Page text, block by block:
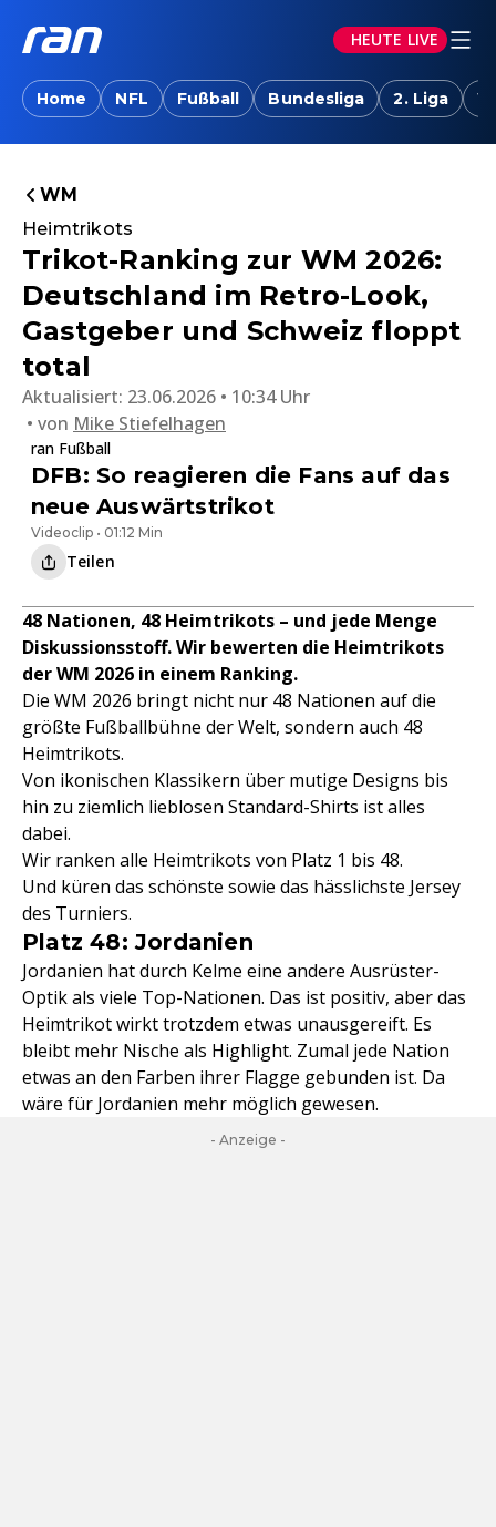
HEUTE LIVE
Home NFL Fußball Bundesliga 2. Liga
WM
Heimtrikots
Trikot-Ranking zur WM 2026:
Deutschland im Retro-Look,
Gastgeber und Schweiz floppt
total
Aktualisiert: 23.06.2026 • 10:34 Uhr
von Mike Stiefelhagen
ran Fußball
DFB: So reagieren die Fans auf das
neue Auswärtstrikot
Videoclip • 01:12 Min
Teilen
48 Nationen, 48 Heimtrikots – und jede Menge
Diskussionsstoff. Wir bewerten die Heimtrikots
der WM 2026 in einem Ranking.
Die WM 2026 bringt nicht nur 48 Nationen auf die
größte Fußballbühne der Welt, sondern auch 48
Heimtrikots.
Von ikonischen Klassikern über mutige Designs bis
hin zu ziemlich lieblosen Standard-Shirts ist alles
dabei.
Wir ranken alle Heimtrikots von Platz 1 bis 48.
Und küren das schönste sowie das hässlichste Jersey
des Turniers.
Platz 48: Jordanien
Jordanien hat durch Kelme eine andere Ausrüster-
Optik als viele Top-Nationen. Das ist positiv, aber das
Heimtrikot wirkt trotzdem etwas unausgereift. Es
bleibt mehr Nische als Highlight. Zumal jede Nation
etwas an den Farben ihrer Flagge gebunden ist. Da
wäre für Jordanien mehr möglich gewesen.
- Anzeige -